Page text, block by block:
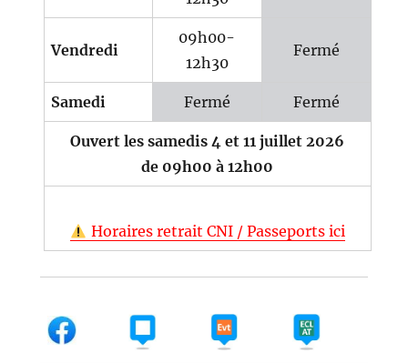
Vendredi
09h00-
12h30
Fermé
Samedi Fermé Fermé
Ouvert les samedis 4 et 11 juillet 2026
de 09h00 à 12h00
Horaires retrait CNI / Passeports ici